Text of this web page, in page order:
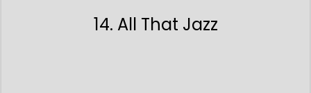
14. All That Jazz